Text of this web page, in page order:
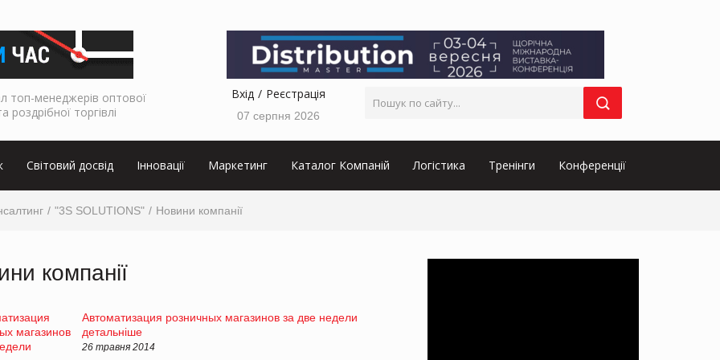
топ-менеджерів оптової
роздрібної торгівлі
Вхід Реєстрація
07 серпня 2026
Світовий досвід Інновації Маркетинг Каталог Компаній Логістика Тренінги Конференції
"3S SOLUTIONS" Новини компанії
компанії
Автоматизация розничных магазинов за две недели
детальніше
26 травня 2014